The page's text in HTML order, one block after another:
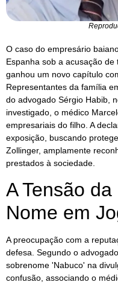
O caso do empresário
Espanha sob a acusação de
ganhou um novo capítulo
Representantes da família
do advogado Sérgio Habib,
investigado, o médico
empresariais do filho. A
exposição, buscando
Zollinger, amplamente
prestados à sociedade.
A Tensão
Nome em
A preocupação com a
defesa. Segundo o
sobrenome 'Nabuco' na
confusão, associando o